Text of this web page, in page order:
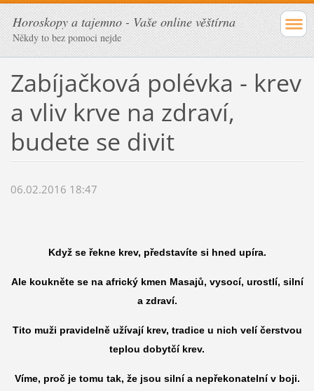
Horoskopy a tajemno - Vaše online věštírna
Někdy to bez pomoci nejde
Zabíjačková polévka - krev
a vliv krve na zdraví,
budete se divit
06.02.2016 18:47
Když se řekne krev, představíte si hned upíra.
Ale koukněte se na africký kmen Masajů, vysocí, urostlí, silní
a zdraví.
Tito muži pravidelně užívají krev, tradice u nich velí čerstvou
teplou dobytčí krev.
Víme, proč je tomu tak, že jsou silní a nepřekonatelní v boji.